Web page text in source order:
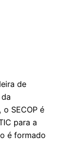
de
SECOP é
para a
é formado